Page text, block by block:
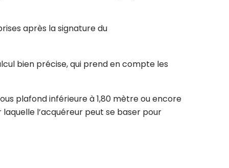
après la signature du
bien précise, qui prend en compte les
plafond inférieure à 1,80 mètre ou encore
l’acquéreur peut se baser pour